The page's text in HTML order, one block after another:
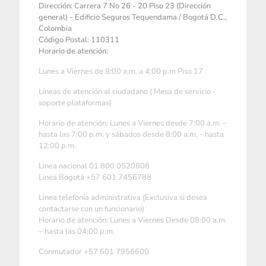
Dirección: Carrera 7 No 26 - 20 Piso 23 (Dirección
general) - Edificio Seguros Tequendama / Bogotá D.C.,
Colombia
Código Postal: 110311
Horario de atención:
Lunes a Viernes de 8:00 a.m. a 4:00 p.m Piso 17
Líneas de atención al ciudadano ( Mesa de servicio -
soporte plataformas)
Horario de atención: Lunes a Viernes desde 7:00 a.m. –
hasta las 7:00 p.m. y sábados desde 8:00 a.m. - hasta
12:00 p.m.
Linea nacional 01 800 0520808
Linea Bogotá +57 601 7456788
Linea telefonía administrativa (Exclusiva si desea
contactarse con un funcionario)
Horario de atención: Lunes a Viernes Desde 08:00 a.m.
– hasta las 04:00 p.m.
Conmutador +57 601 7956600